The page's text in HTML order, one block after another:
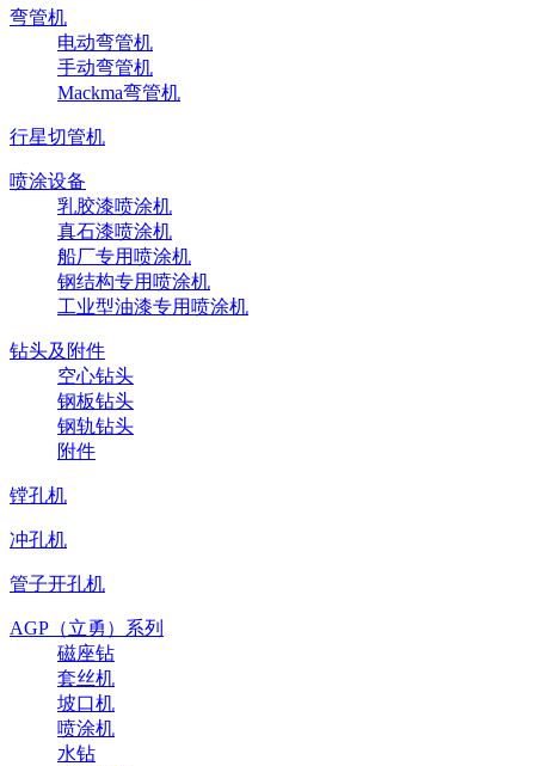
弯管机
电动弯管机
手动弯管机
Mackma弯管机
行星切管机
喷涂设备
乳胶漆喷涂机
真石漆喷涂机
船厂专用喷涂机
钢结构专用喷涂机
工业型油漆专用喷涂机
钻头及附件
空心钻头
钢板钻头
钢轨钻头
附件
镗孔机
冲孔机
管子开孔机
AGP（立勇）系列
磁座钻
套丝机
坡口机
喷涂机
水钻